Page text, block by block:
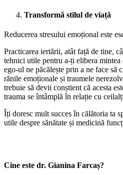
Transformă stilul de viață
Reducerea stresului emoțional este
Practicarea iertării, atât față de tine,
tehnici utile pentru a-ți elibera mintea
ego-ul ne păcălește prin a ne face să
rănile emoționale și traumele
trebuie să devii conștient că acesta
trauma se întâmplă în relație cu
Îți doresc mult succes în călătoria ta
utile despre sănătate și medicină
Cine este dr. Gianina Farcaș?